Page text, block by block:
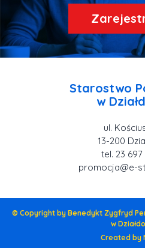
Starostwo
ul.
tel. 23 697
promocja@e-
© Copyright by Benedykt Zygfryd
w
Created by